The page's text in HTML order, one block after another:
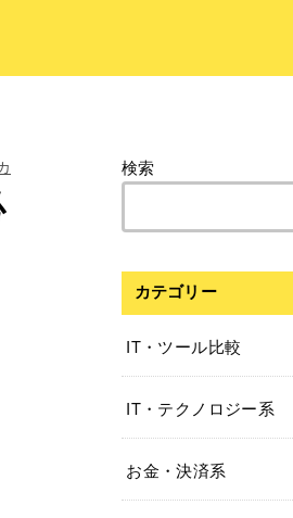
検索
カテゴリー
IT・ツール比較
IT・テクノロジー系
お金・決済系